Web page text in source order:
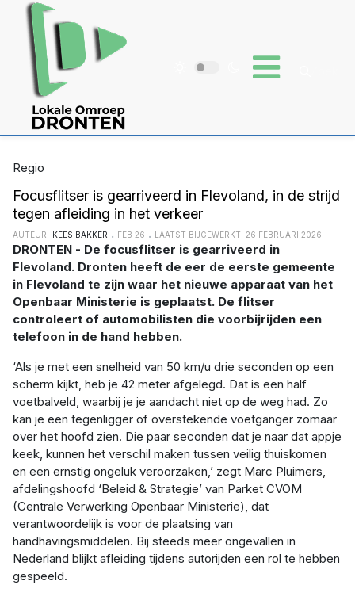
Regio
Focusflitser is gearriveerd in Flevoland, in de strijd
tegen afleiding in het verkeer
AUTEUR: KEES BAKKER FEB 26 LAATST BIJGEWERKT: 26 FEBRUARI 2026
DRONTEN - De focusflitser is gearriveerd in
Flevoland. Dronten heeft de eer de eerste gemeente
in Flevoland te zijn waar het nieuwe apparaat van het
Openbaar Ministerie is geplaatst. De flitser
controleert of automobilisten die voorbijrijden een
telefoon in de hand hebben.
‘Als je met een snelheid van 50 km/u drie seconden op een
scherm kijkt, heb je 42 meter afgelegd. Dat is een half
voetbalveld, waarbij je je aandacht niet op de weg had. Zo
kan je een tegenligger of overstekende voetganger zomaar
over het hoofd zien. Die paar seconden dat je naar dat appje
keek, kunnen het verschil maken tussen veilig thuiskomen
en een ernstig ongeluk veroorzaken,’ zegt Marc Pluimers,
afdelingshoofd ‘Beleid & Strategie’ van Parket CVOM
(Centrale Verwerking Openbaar Ministerie), dat
verantwoordelijk is voor de plaatsing van
handhavingsmiddelen. Bij steeds meer ongevallen in
Nederland blijkt afleiding tijdens autorijden een rol te hebben
gespeeld.